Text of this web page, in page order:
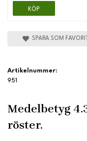
KÖP
SPARA SOM FAVORIT
Artikelnummer:
951
Medelbetyg
röster.